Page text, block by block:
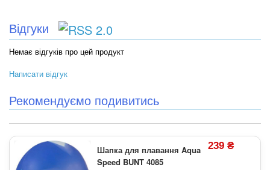
Відгуки
Немає відгуків про цей продукт
Написати відгук
Рекомендуємо подивитись
Шапка для плавання Aqua
Speed BUNT 4085
239 ₴